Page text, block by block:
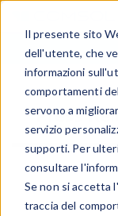
Il presente sito
dell'utente, che
informazioni
comportamenti
servono a
servizio
supporti. Per
consultare
Se non si accetta
traccia del
Press